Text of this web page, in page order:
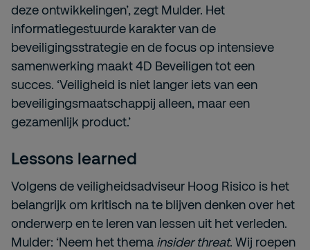
deze ontwikkelingen’, zegt Mulder. Het
informatiegestuurde karakter van de
beveiligingsstrategie en de focus op intensieve
samenwerking maakt 4D Beveiligen tot een
succes. ‘Veiligheid is niet langer iets van een
beveiligingsmaatschappij alleen, maar een
gezamenlijk product.’
Lessons learned
Volgens de veiligheidsadviseur Hoog Risico is het
belangrijk om kritisch na te blijven denken over het
onderwerp en te leren van lessen uit het verleden.
Mulder: ‘Neem het thema insider threat. Wij roepen